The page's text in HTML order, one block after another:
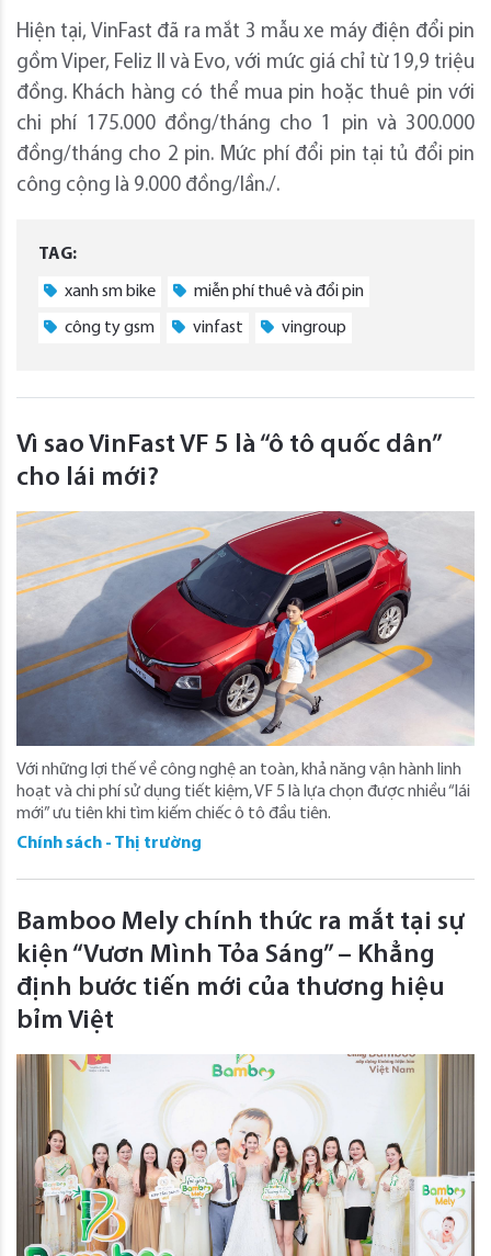
Hiện tại, VinFast đã ra mắt 3 mẫu xe máy điện đổi pin
gồm Viper, Feliz II và Evo, với mức giá chỉ từ 19,9 triệu
đồng. Khách hàng có thể mua pin hoặc thuê pin với
chi phí 175.000 đồng/tháng cho 1 pin và 300.000
đồng/tháng cho 2 pin. Mức phí đổi pin tại tủ đổi pin
công cộng là 9.000 đồng/lần./.
TAG:
xanh sm bike miễn phí thuê và đổi pin
công ty gsm vinfast vingroup
Vì sao VinFast VF 5 là “ô tô quốc dân”
cho lái mới?
Với những lợi thế về công nghệ an toàn, khả năng vận hành linh
hoạt và chi phí sử dụng tiết kiệm, VF 5 là lựa chọn được nhiều “lái
mới” ưu tiên khi tìm kiếm chiếc ô tô đầu tiên.
Chính sách - Thị trường
Bamboo Mely chính thức ra mắt tại sự
kiện “Vươn Mình Tỏa Sáng” – Khẳng
định bước tiến mới của thương hiệu
bỉm Việt